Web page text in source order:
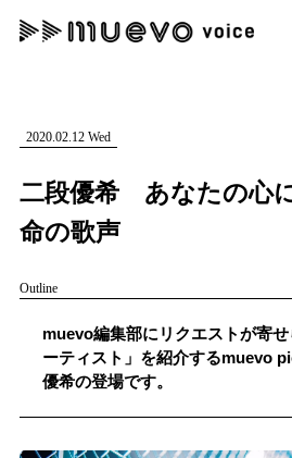
記事を検索する
人気ワード
#男性SSW #ポップス #女性SSW
#男性シンガー #HR/HM
"読者の声を形にする”音楽特
MENU
記事一覧
プレスリリース一覧
会社概要
2020.02.12 Wed
二段優希 あなたの心
命の歌声
Outline
muevo編集部にリクエストが寄
ーティスト」を紹介するmuevo
優希の登場です。